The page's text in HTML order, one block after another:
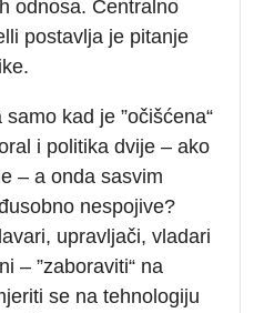
odnosa. Centralno
postavlja je pitanje
kad je ”očišćena“
i politika dvije – ako
– a onda sasvim
nespojive?
upravljači, vladari
– ”zaboraviti“ na
se na tehnologiju